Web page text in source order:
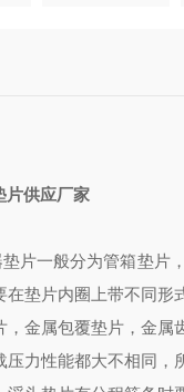
片供应厂家
片一般分为管箱垫片
垫片内圈上带不同
金属包覆垫片，金
力性能都大不相同